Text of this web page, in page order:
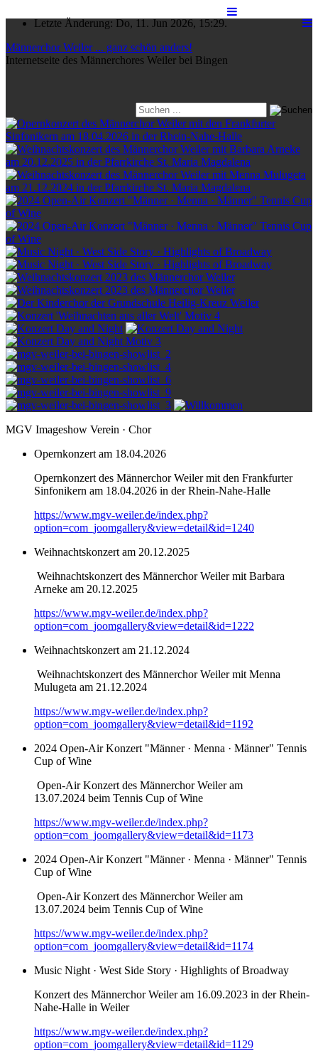
Letzte Änderung: Do, 11. Jun 2026, 15:29.
Männerchor Weiler ... ganz schön anders!
Internetseite des Männerchores Weiler bei Bingen
MGV Imageshow Verein · Chor
Opernkonzert am 18.04.2026
Opernkonzert des Männerchor Weiler mit den Frankfurter
Sinfonikern am 18.04.2026 in der Rhein-Nahe-Halle
https://www.mgv-weiler.de/index.php?
option=com_joomgallery&view=detail&id=1240
Weihnachtskonzert am 20.12.2025
Weihnachtskonzert des Männerchor Weiler mit Barbara
Arneke am 20.12.2025
https://www.mgv-weiler.de/index.php?
option=com_joomgallery&view=detail&id=1222
Weihnachtskonzert am 21.12.2024
Weihnachtskonzert des Männerchor Weiler mit Menna
Mulugeta am 21.12.2024
https://www.mgv-weiler.de/index.php?
option=com_joomgallery&view=detail&id=1192
2024 Open-Air Konzert "Männer · Menna · Männer" Tennis
Cup of Wine
Open-Air Konzert des Männerchor Weiler am
13.07.2024 beim Tennis Cup of Wine
https://www.mgv-weiler.de/index.php?
option=com_joomgallery&view=detail&id=1173
2024 Open-Air Konzert "Männer · Menna · Männer" Tennis
Cup of Wine
Open-Air Konzert des Männerchor Weiler am
13.07.2024 beim Tennis Cup of Wine
https://www.mgv-weiler.de/index.php?
option=com_joomgallery&view=detail&id=1174
Music Night · West Side Story · Highlights of Broadway
Konzert des Männerchor Weiler am 16.09.2023 in der Rhein-
Nahe-Halle in Weiler
https://www.mgv-weiler.de/index.php?
option=com_joomgallery&view=detail&id=1129